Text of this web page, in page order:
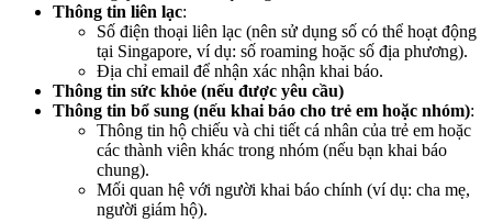
Thông tin liên lạc:
Số điện thoại liên lạc (nên sử dụng số có thể hoạt động
tại Singapore, ví dụ: số roaming hoặc số địa phương).
Địa chỉ email để nhận xác nhận khai báo.
Thông tin sức khỏe (nếu được yêu cầu)
Thông tin bổ sung (nếu khai báo cho trẻ em hoặc nhóm):
Thông tin hộ chiếu và chi tiết cá nhân của trẻ em hoặc
các thành viên khác trong nhóm (nếu bạn khai báo
chung).
Mối quan hệ với người khai báo chính (ví dụ: cha mẹ,
người giám hộ).